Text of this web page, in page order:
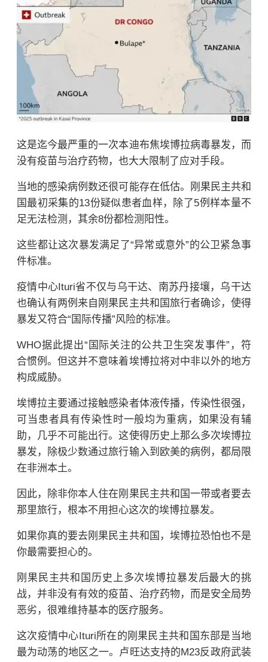
这是迄今最严重的一次本迪布焦埃博拉病毒暴发，而
没有疫苗与治疗药物，也大大限制了应对手段。
当地的感染病例数还很可能存在低估。刚果民主共和
国最初采集的13份疑似患者血样，除了5例样本量不
足无法检测，其余8份都检测阳性。
这些都让这次暴发满足了“异常或意外”的公卫紧急事
件标准。
疫情中心Ituri省不仅与乌干达、南苏丹接壤， 乌干达
也确认有两例来自刚果民主共和国旅行者确诊，使得
暴发又符合“国际传播”风险的标准。
WHO据此提出“国际关注的公共卫生突发事件”，符
合惯例。但这并不意味着埃博拉将对中非以外的地方
构成威胁。
埃博拉主要通过接触感染者体液传播，传染性很强，
可当患者具有传染性时一般均为重病，如果没有辅
助，几乎不可能出行。这使得历史上那么多次埃博拉
暴发，除极少数通过旅行输入到欧美的病例，都局限
在非洲本土。
因此，除非你本人住在刚果民主共和国一带或者要去
那里旅行，根本不用担心这次的埃博拉暴发。
如果你真的要去刚果民主共和国，埃博拉恐怕也不是
你最需要担心的。
刚果民主共和国历史上多次埃博拉暴发后最大的挑
战，并非没有有效的疫苗、治疗药物，而是安全局势
恶劣，很难维持基本的医疗服务。
这次疫情中心Ituri所在的 刚果民主共和国东部是当地
最为动荡的地区之一。卢旺达支持的M23反政府武装